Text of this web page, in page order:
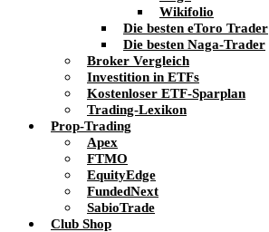
Wikifolio
Die besten eToro Trader
Die besten Naga-Trader
Broker Vergleich
Investition in ETFs
Kostenloser ETF-Sparplan
Trading-Lexikon
Prop-Trading
Apex
FTMO
EquityEdge
FundedNext
SabioTrade
Club Shop